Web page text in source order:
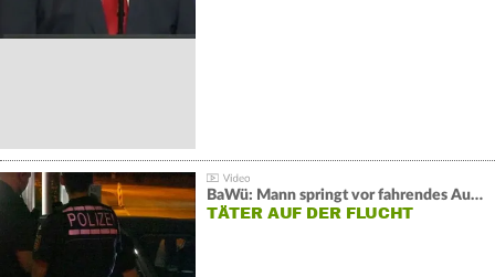
BaWü: Mann springt vor fahrendes Auto und schießt
TÄTER AUF DER FLUCHT